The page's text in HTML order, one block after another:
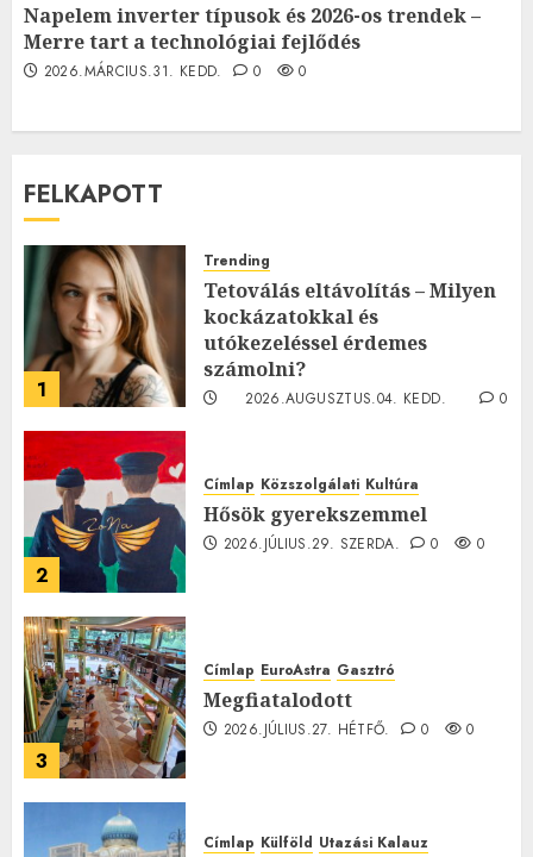
Napelem inverter típusok és 2026-os trendek –
Merre tart a technológiai fejlődés
2026.MÁRCIUS.31. KEDD. 0 0
FELKAPOTT
1
Trending
Tetoválás eltávolítás – Milyen
kockázatokkal és
utókezeléssel érdemes
számolni?
2026.AUGUSZTUS.04. KEDD.
0
2
Címlap Közszolgálati Kultúra
Hősök gyerekszemmel
2026.JÚLIUS.29. SZERDA. 0 0
3
Címlap EuroAstra Gasztró
Megfiatalodott
2026.JÚLIUS.27. HÉTFŐ. 0 0
Címlap Külföld Utazási Kalauz